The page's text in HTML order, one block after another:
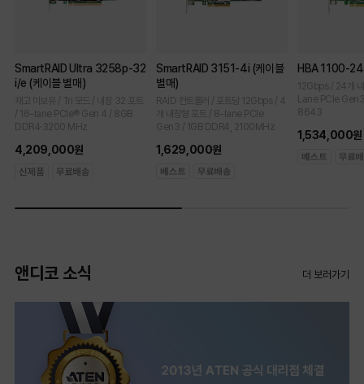
SmartRAID Ultra 3258p-32
i/e (케이블 별매)
재고 미보유 / Tri 모드 / 내장 32 포트
/ 16-lane PCIe® Gen 4 / 8GB
DDR4·3200 MHz
4,209,000원
SmartRAID 3151-4i (케이블
별매)
RAID 컨트롤러 / 포트당 12Gbps / 4
개 내장형 포트 / 8-lane PCIe
Gen3 / 1GB DDR4, 2100MHz
1,629,000원
HBA 1100-
12Gbps / 24개
Lane PCIe
8643
1,534,000원
앤디코 소식 더 보러가기